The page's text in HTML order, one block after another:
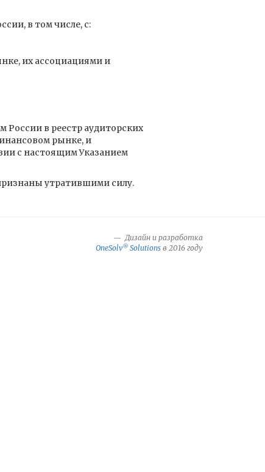
в том числе, с:
их ассоциациями и
России в реестр аудиторских
рынке, и
с настоящим Указанием
утратившими силу.
Дизайн и разработка
OneSolv® Solutions в 2016 году